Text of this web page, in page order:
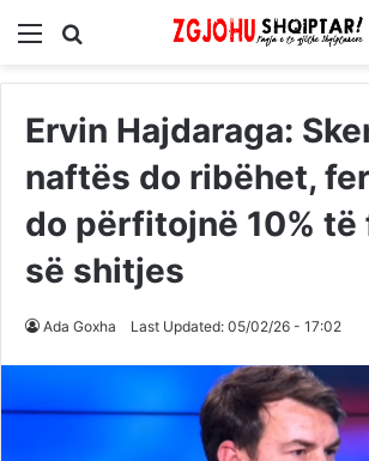
Menu
Ervin Hajdaraga:
naftës do ribëhet,
do përfitojnë 10% të
së shitjes
Ada Goxha Last Updated: 05/02/26 - 17:02